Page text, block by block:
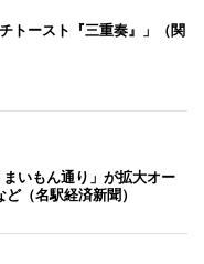
トースト『三重奏』」（関
いもん通り」が拡大オー
（名駅経済新聞）